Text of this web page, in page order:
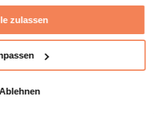
und Marketingzwecken) zu.
“ klicken, werden nur
welche für den Betrieb der
Sie können auch eine
zulassen
Ablehnen